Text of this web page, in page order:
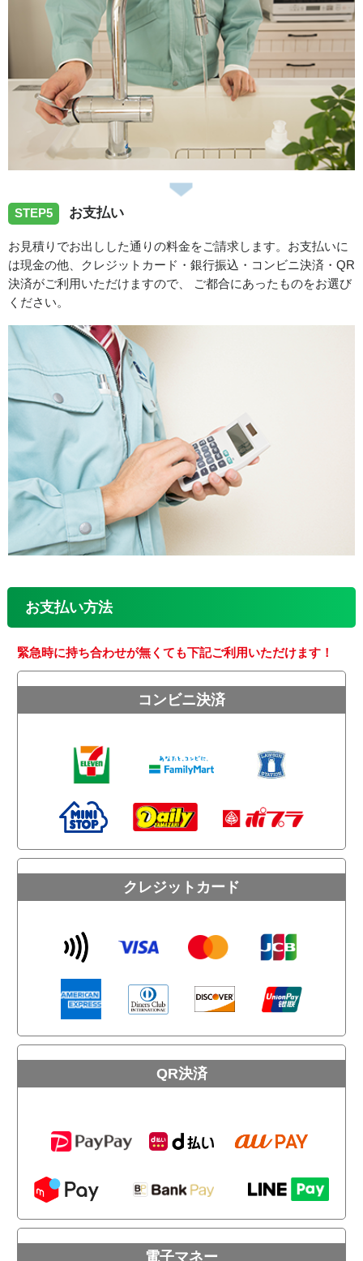
STEP5 お支払い
お見積りでお出しした通りの料金をご請求します。お支払いに
は現金の他、クレジットカード・銀行振込・コンビニ決済・QR
決済がご利用いただけますので、 ご都合にあったものをお選び
ください。
お支払い方法
緊急時に持ち合わせが無くても下記ご利用いただけます！
コンビニ決済
クレジットカード
QR決済
電子マネー